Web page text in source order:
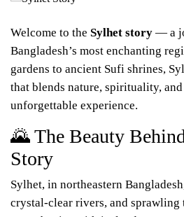
Welcome to the Sylhet story — a
Bangladesh’s most enchanting
gardens to ancient Sufi shrines,
that blends nature, spirituality,
unforgettable experience.
🌄 The Beauty
Story
Sylhet, in northeastern
crystal-clear rivers, and sprawling